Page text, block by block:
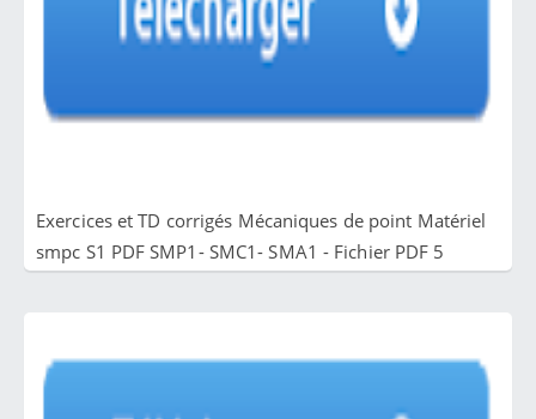
Exercices et TD corrigés Mécaniques de point Matériel
smpc S1 PDF SMP1- SMC1- SMA1 - Fichier PDF 5